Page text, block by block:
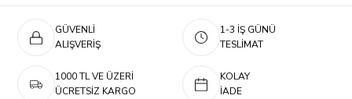
GÜVENLİ
ALIŞVERİŞ
1-3 İŞ GÜNÜ
TESLİMAT
1000 TL VE ÜZERİ
ÜCRETSİZ KARGO
KOLAY
İADE